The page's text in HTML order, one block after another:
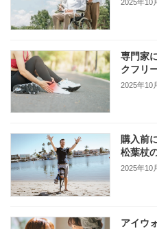
2025年10
専門家
クフリ
2025年10
購入前
松葉杖
2025年10
アイウ